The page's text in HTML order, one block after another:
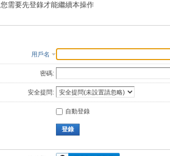
索
您需要先登錄才能繼續本操作
用戶名
密碼:
安全提問:
自動登錄
登錄